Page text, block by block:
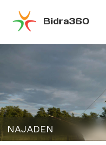
Bidra360
NAJADEN